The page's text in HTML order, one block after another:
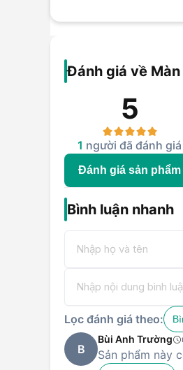
Đánh giá về Màn
5
1 người đã đánh giá
Đánh giá sản phẩm
Bình luận nhanh
Lọc đánh giá theo:
B
Bùi Anh Trường
Sản phẩm này